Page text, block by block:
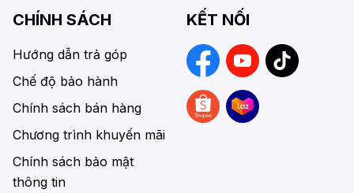
CHÍNH SÁCH
Hướng dẫn trả góp
Chế độ bảo hành
Chính sách bán hàng
Chương trình khuyến mãi
Chính sách bảo mật
thông tin
KẾT NỐI